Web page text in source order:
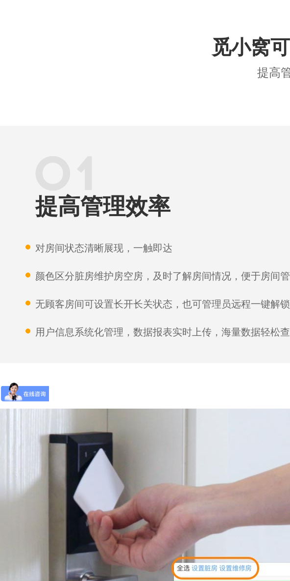
觅小窝
提高
提高管理效率
对房间状态清晰展现，一触即达
颜色区分脏房维护房空房，及时了解房间情况，便于房间
无顾客房间可设置长开长关状态，也可管理员远程一键解锁
用户信息系统化管理，数据报表实时上传，海量数据轻松